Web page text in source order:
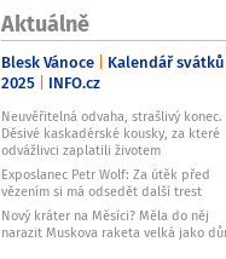
Aktuálně
Blesk Vánoce Kalendář svátků
2025 INFO.cz
Neuvěřitelná odvaha, strašlivý konec.
Děsivé kaskadérské kousky, za které
odvážlivci zaplatili životem
Exposlanec Petr Wolf: Za útěk před
vězením si má odsedět další trest
Nový kráter na Měsíci? Měla do něj
narazit Muskova raketa velká jako